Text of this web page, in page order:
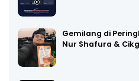
Gemilang di
Nur Shafura &